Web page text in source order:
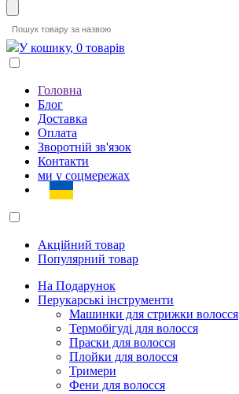
У кошику, 0 товарів
Головна
Блог
Доставка
Оплата
Зворотній зв'язок
Контакти
ми у соцмережах
Акційний товар
Популярний товар
На Подарунок
Перукарські інструменти
Машинки для стрижки волосся
Термобігуді для волосся
Праски для волосся
Плойки для волосся
Тримери
Фени для волосся